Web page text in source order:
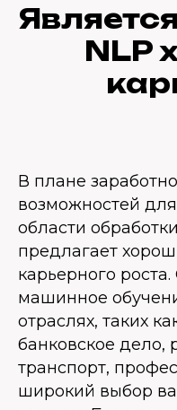
NLP
В плане
возможностей
области
предлагает
карьерного
машинное
отраслях, таких
банковское дело,
транспорт,
широкий выбор